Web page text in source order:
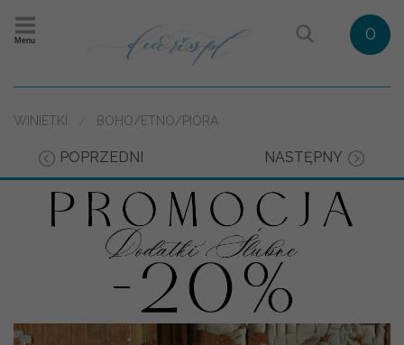
Menu 0
WINIETKI BOHO/ETNO/PIÓRA
POPRZEDNI NASTĘPNY